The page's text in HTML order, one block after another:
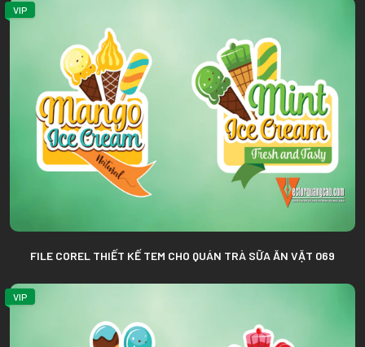
VIP
FILE COREL THIẾT KẾ TEM CHO QUÁN TRÀ SỮA ĂN VẶT 069
VIP